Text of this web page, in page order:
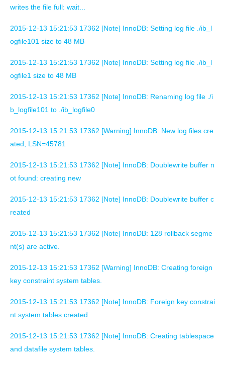
writes the file full: wait...
2015-12-13 15:21:53 17362 [Note] InnoDB: Setting log file ./ib_l
ogfile101 size to 48 MB
2015-12-13 15:21:53 17362 [Note] InnoDB: Setting log file ./ib_l
ogfile1 size to 48 MB
2015-12-13 15:21:53 17362 [Note] InnoDB: Renaming log file ./i
b_logfile101 to ./ib_logfile0
2015-12-13 15:21:53 17362 [Warning] InnoDB: New log files cre
ated, LSN=45781
2015-12-13 15:21:53 17362 [Note] InnoDB: Doublewrite buffer n
ot found: creating new
2015-12-13 15:21:53 17362 [Note] InnoDB: Doublewrite buffer c
reated
2015-12-13 15:21:53 17362 [Note] InnoDB: 128 rollback segme
nt(s) are active.
2015-12-13 15:21:53 17362 [Warning] InnoDB: Creating foreign
key constraint system tables.
2015-12-13 15:21:53 17362 [Note] InnoDB: Foreign key constrai
nt system tables created
2015-12-13 15:21:53 17362 [Note] InnoDB: Creating tablespace
and datafile system tables.